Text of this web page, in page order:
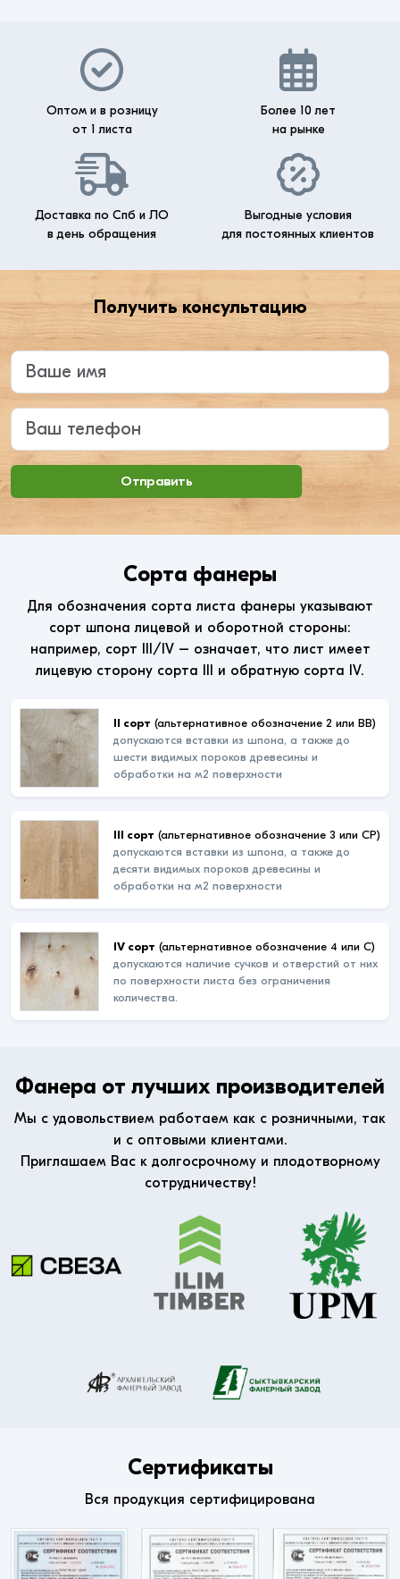
Оптом и в розницу
от 1 листа
Более 10 лет
на рынке
Доставка по Спб и ЛО
в день обращения
Выгодные условия
для постоянных клиентов
Получить консультацию
Введите ваше имя
Ваш телефон
Отправить
Сорта фанеры
Для обозначения сорта листа фанеры указывают
сорт шпона лицевой и оборотной стороны:
например, сорт III/IV – означает, что лист имеет
лицевую сторону сорта III и обратную сорта IV.
II сорт (альтернативное обозначение 2 или ВВ)
допускаются вставки из шпона, а также до
шести видимых пороков древесины и
обработки на м2 поверхности
III сорт (альтернативное обозначение 3 или СР)
допускаются вставки из шпона, а также до
десяти видимых пороков древесины и
обработки на м2 поверхности
IV сорт (альтернативное обозначение 4 или С)
допускаются наличие сучков и отверстий от них
по поверхности листа без ограничения
количества.
Фанера от лучших производителей
Мы с удовольствием работаем как с розничными, так
и с оптовыми клиентами.
Приглашаем Вас к долгосрочному и плодотворному
сотрудничеству!
Сертификаты
Вся продукция сертифицирована